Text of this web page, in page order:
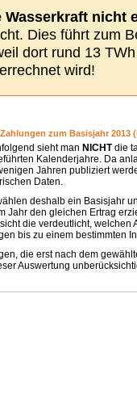
Wasserkraft nicht
Dies führt zum
dort rund 13
wird!
zum Basisjahr 2013
sieht man NICHTdie
Kalenderjahre. Da
Jahren publiziert
Daten.
deshalb ein Basisjahr
Jahr den gleichen Ertrag
die verdeutlicht, welchen
bis zu einem bestimmten
die erst nach dem
Auswertung